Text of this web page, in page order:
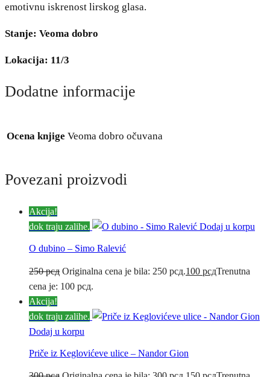
emotivnu iskrenost lirskog glasa.
Stanje: Veoma dobro
Lokacija: 11/3
Dodatne informacije
Ocena knjige Veoma dobro očuvana
Povezani proizvodi
Akcija!
dok traju zalihe.
Dodaj u korpu
O dubino – Simo Ralević
250рсд Originalna cena je bila: 250 рсд.100 рсдTrenutna
cena je: 100 рсд.
Akcija!
dok traju zalihe.
Dodaj u korpu
Priče iz Keglovićeve ulice – Nandor Gion